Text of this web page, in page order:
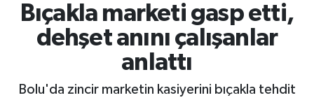
Bıçakla marketi gasp etti,
dehşet anını çalışanlar
anlattı
Bolu'da zincir marketin kasiyerini bıçakla tehdit